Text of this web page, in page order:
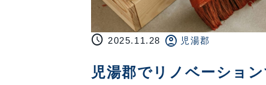
schedule 2025.11.28 account_circle 児湯郡
児湯郡でリノベーショ